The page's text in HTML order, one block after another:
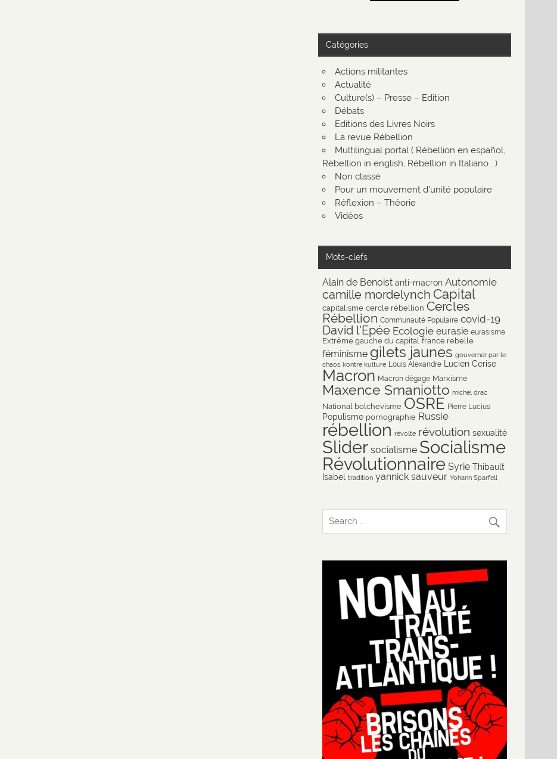
Catégories
Actions militantes
Actualité
Culture(s) – Presse – Edition
Débats
Editions des Livres Noirs
La revue Rébellion
Multilingual portal ( Rébellion en español,
Rébellion in english, Rébellion in Italiano …)
Non classé
Pour un mouvement d'unité populaire
Réflexion – Théorie
Vidéos
Mots-clefs
Alain de Benoist anti-macron Autonomie
camille mordelynch Capital
capitalisme cercle rébellion Cercles
Rébellion Communauté Populaire covid-19
David l'Epée Ecologie eurasie eurasisme
Extrême gauche du capital france rebelle
féminisme gilets jaunes gouverner par le
chaos kontre kulture Louis Alexandre Lucien Cerise
Macron Macron dégage Marxisme
Maxence Smaniotto michel drac
National bolchevisme OSRE Pierre Lucius
Populisme pornographie Russie
rébellion révolte révolution sexualité
Slider socialisme Socialisme
Révolutionnaire Syrie Thibault
Isabel tradition yannick sauveur Yohann Sparfell